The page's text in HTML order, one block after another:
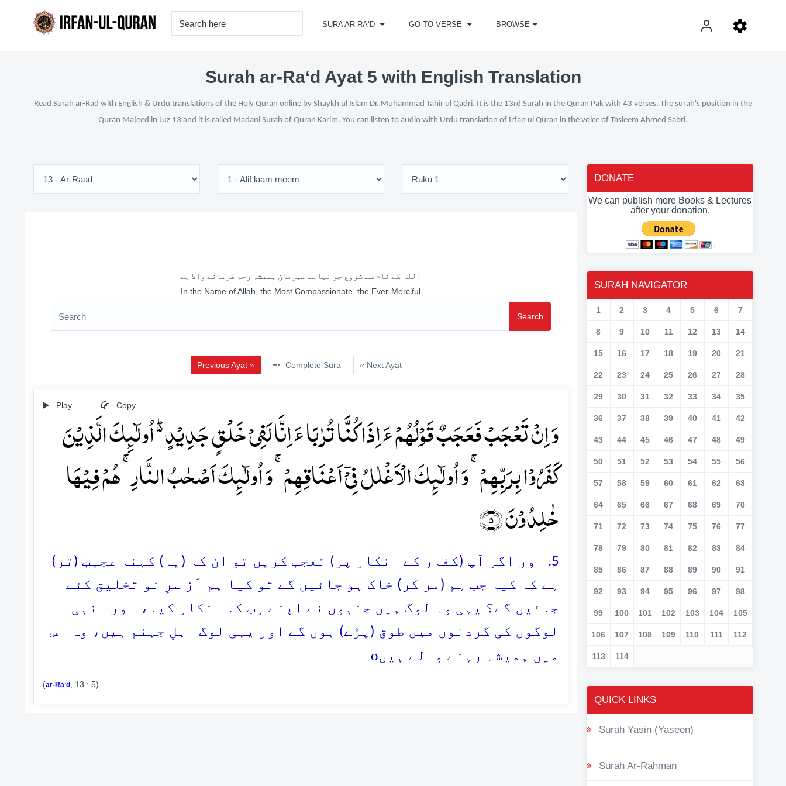
SURA AR-RA‘D GO TO VERSE BROWSE
Surah ar-Ra‘d Ayat 5 with English Translation
Read Surah ar-Rad with English & Urdu translations of the Holy Quran online by Shaykh ul Islam Dr. Muhammad Tahir ul Qadri. It is the 13rd Surah in the Quran Pak with 43 verses. The surah's position in the
Quran Majeed in Juz 13 and it is called Madani Surah of Quran Karim. You can listen to audio with Urdu translation of Irfan ul Quran in the voice of Tasleem Ahmed Sabri.
اللہ کے نام سے شروع جو نہایت مہربان ہمیشہ رحم فرمانے والا ہے
In the Name of Allah, the Most Compassionate, the Ever-Merciful
Search
Previous Ayat » Complete Sura « Next Ayat
Play Copy
وَ اِنۡ تَعۡجَبۡ فَعَجَبٌ قَوۡلُہُمۡ ءَ اِذَا کُنَّا تُرٰبًا ءَ اِنَّا لَفِیۡ خَلۡقٍ جَدِیۡدٍ ۬ؕ اُولٰٓئِکَ الَّذِیۡنَ
کَفَرُوۡا بِرَبِّہِمۡ ۚ وَ اُولٰٓئِکَ الۡاَغۡلٰلُ فِیۡۤ اَعۡنَاقِہِمۡ ۚ وَ اُولٰٓئِکَ اَصۡحٰبُ النَّارِ ۚ ہُمۡ فِیۡہَا
خٰلِدُوۡنَ ﴿۵﴾
5. اور اگر آپ (کفار کے انکار پر) تعجب کریں تو ان کا (یہ) کہنا عجیب (تر)
ہے کہ کیا جب ہم (مر کر) خاک ہو جائیں گے تو کیا ہم اَز سرِ نو تخلیق کئے
جائیں گے؟ یہی وہ لوگ ہیں جنہوں نے اپنے رب کا انکار کیا، اور انہی
لوگوں کی گردنوں میں طوق (پڑے) ہوں گے اور یہی لوگ اہلِ جہنم ہیں، وہ اس
میں ہمیشہ رہنے والے ہیںo
(ar-Ra‘d, 13 : 5)
DONATE
We can publish more Books & Lectures
after your donation.
SURAH NAVIGATOR
1 2 3 4 5 6 7
8 9 10 11 12 13 14
15 16 17 18 19 20 21
22 23 24 25 26 27 28
29 30 31 32 33 34 35
36 37 38 39 40 41 42
43 44 45 46 47 48 49
50 51 52 53 54 55 56
57 58 59 60 61 62 63
64 65 66 67 68 69 70
71 72 73 74 75 76 77
78 79 80 81 82 83 84
85 86 87 88 89 90 91
92 93 94 95 96 97 98
99 100 101 102 103 104 105
106 107 108 109 110 111 112
113 114
QUICK LINKS
Surah Yasin (Yaseen)
Surah Ar-Rahman